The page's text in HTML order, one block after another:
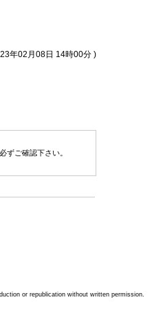
年02月08日 14時00分 )
ずご確認下さい。
or republication without written permission.